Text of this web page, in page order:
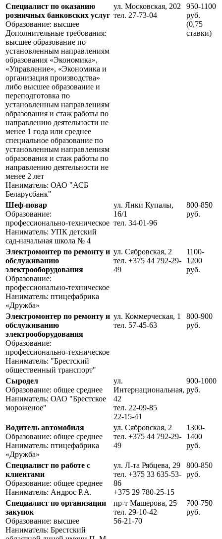
Специалист по оказанию
розничных банковских услуг
Образование: высшее
Дополнительные требования:
высшее образование по
установленным направлениям
образования «Экономика»,
«Управление», «Экономика и
организация производства»
либо высшее образование и
пере­подготовка по
установленным направлениям
образования и стаж работы по
направлению дея­тельности не
менее 1 года или среднее
специальное образование по
установленным направлениям
образования и стаж работы по
направлению деятельности не
менее 2 лет
Наниматель: ОАО "АСБ
Беларусбанк"
ул. Московская, 202
тел. 27-73-04
950-1100
руб.
(0,75
ставки)
Шеф-повар
Образование:
профессионально-техническое
Наниматель: УПК детский
сад-начальная школа № 4
ул. Янки Купалы,
16/1
тел. 34-01-96
800-850
руб.
Электромонтер по ремонту и
обслуживанию
электрооборудования
Образование:
профессионально-техническое
Наниматель: птицефабрика
«Дружба»
ул. Сябровская, 2
тел. +375 44 792-29-
49
1100-
1200
руб.
Электромонтер по ремонту и
обслуживанию
электрооборудования
Образование:
профессионально-техническое
Наниматель: "Брестский
общественный транспорт"
ул. Коммерческая, 1
тел. 57-45-63
800-900
руб.
Сыродел
Образование: общее среднее
Наниматель: ОАО "Брестское
мороженое"
ул.
Интернациональная,
42
тел. 22-09-85
22-15-41
900-1000
руб.
Водитель автомобиля
Образование: общее среднее
Наниматель: птицефабрика
«Дружба»
ул. Сябровская, 2
тел. +375 44 792-29-
49
1300-
1400
руб.
Специалист по работе с
клиентами
Образование: общее среднее
Наниматель: Андрос Р.А.
ул. Л-та Рябцева, 29
тел. +375 33 635-53-
86
+375 29 780-25-15
800-850
руб.
Специалист по организации
закупок
Образование: высшее
Наниматель: Брестский
пр-т Машерова, 25
тел. 29-10-42
56-21-70
700-750
руб.